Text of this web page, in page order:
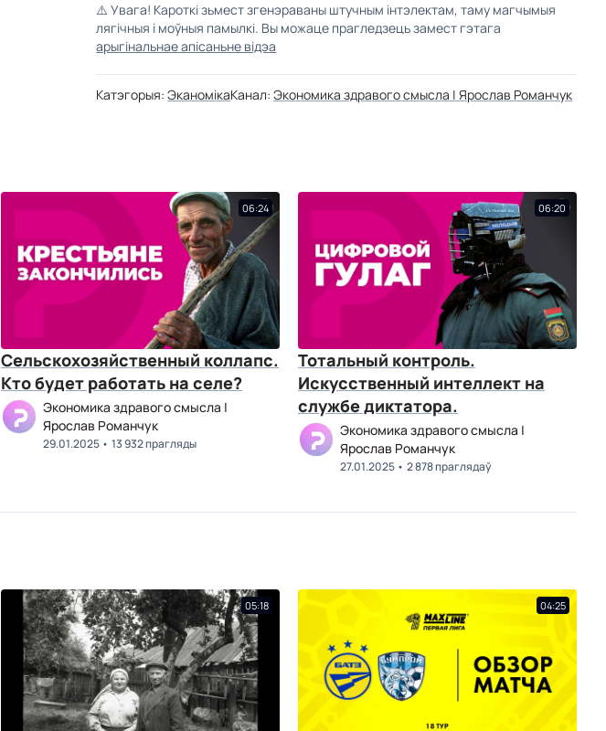
⚠️Увага! Кароткі зьмест згенэраваны штучным інтэлектам, таму магчымыя
лягічныя і моўныя памылкі. Вы можаце прагледзець замест гэтага
арыгінальнае апісаньне відэа
Катэгорыя: ЭканомікаКанал: Экономика здравого смысла | Ярослав Романчук
06:24
Сельскохозяйственный коллапс.
Кто будет работать на селе?
Экономика здравого смысла |
Ярослав Романчук
29.01.2025 13 932 прагляды
06:20
Тотальный контроль.
Искусственный интеллект на
службе диктатора.
Экономика здравого смысла |
Ярослав Романчук
27.01.2025 2 878 праглядаў
05:18 04:25